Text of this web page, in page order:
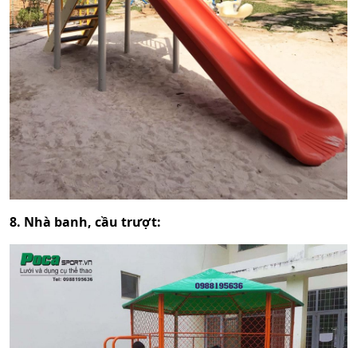
8. Nhà banh, cầu trượt: